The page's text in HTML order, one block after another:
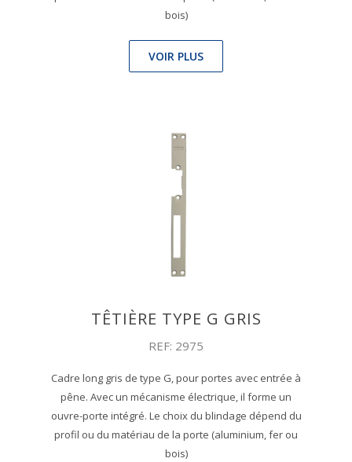
bois)
VOIR PLUS
TÊTIÈRE TYPE G GRIS
REF: 2975
Cadre long gris de type G, pour portes avec entrée à
pêne. Avec un mécanisme électrique, il forme un
ouvre-porte intégré. Le choix du blindage dépend du
profil ou du matériau de la porte (aluminium, fer ou
bois)